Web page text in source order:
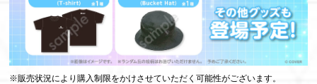
※販売状況により購入制限をかけさせていただく可能性がございます。